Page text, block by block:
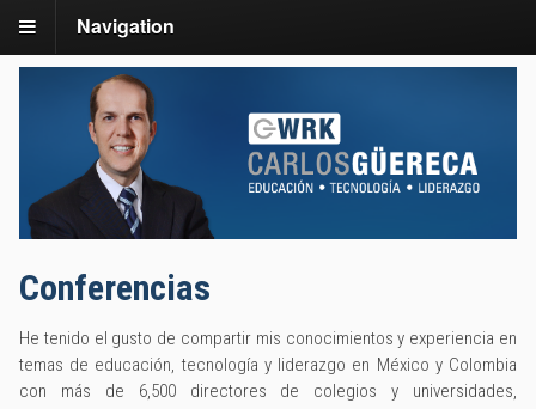
Navigation
Conferencias
He tenido el gusto de compartir mis conocimientos y experiencia en
temas de educación, tecnología y liderazgo en México y Colombia
con más de 6,500 directores de colegios y universidades,